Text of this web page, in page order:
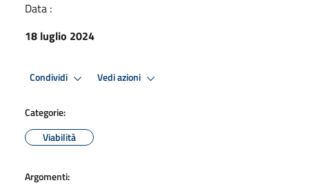
Data :
18 luglio 2024
Condividi Vedi azioni
Categorie:
Viabilità
Argomenti: